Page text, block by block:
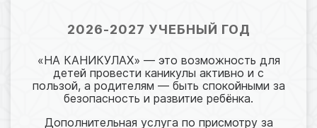
2026-2027 УЧЕБНЫЙ ГОД
«НА КАНИКУЛАХ» — это возможность для
детей провести каникулы активно и с
пользой, а родителям — быть спокойными за
безопасность и развитие ребёнка.
Дополнительная услуга по присмотру за